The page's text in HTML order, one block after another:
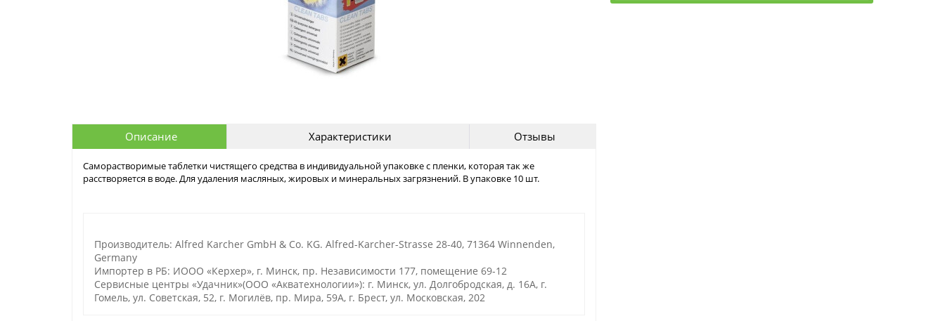
Описание Характеристики Отзывы
Саморастворимые таблетки чистящего средства в индивидуальной упаковке с пленки, которая так же
расстворяется в воде. Для удаления масляных, жировых и минеральных загрязнений. В упаковке 10 шт.
Производитель: Alfred Karcher GmbH & Co. KG. Alfred-Karcher-Strasse 28-40, 71364 Winnenden,
Germany
Импортер в РБ: ИООО «Керхер», г. Минск, пр. Независимости 177, помещение 69-12
Сервисные центры «Удачник»(ООО «Акватехнологии»): г. Минск, ул. Долгобродская, д. 16А, г.
Гомель, ул. Советская, 52, г. Могилёв, пр. Мира, 59А, г. Брест, ул. Московская, 202